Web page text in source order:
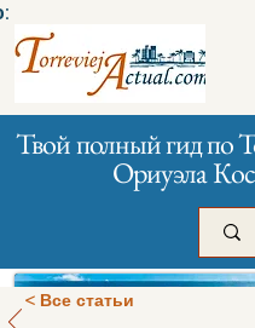
Твой полный гид по
Ориуэла
< Все статьи